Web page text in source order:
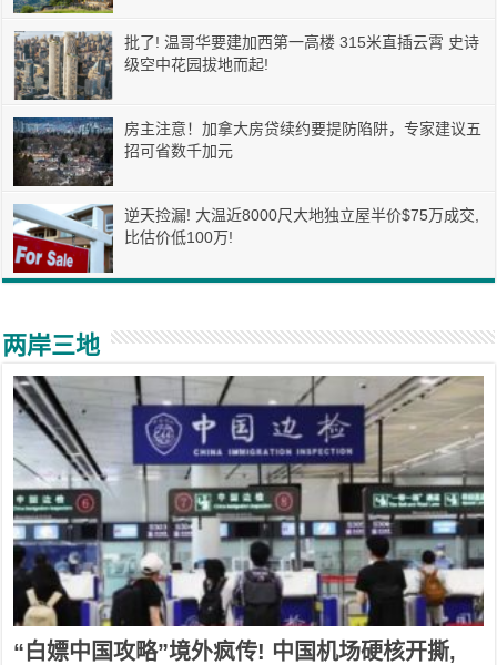
批了! 温哥华要建加西第一高楼 315米直插云霄 史诗
级空中花园拔地而起!
房主注意！加拿大房贷续约要提防陷阱，专家建议五
招可省数千加元
逆天捡漏! 大温近8000尺大地独立屋半价$75万成交,
比估价低100万!
两岸三地
“白嫖中国攻略”境外疯传! 中国机场硬核开撕,